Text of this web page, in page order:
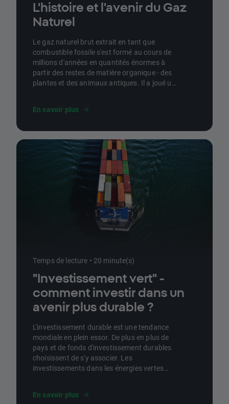
L'histoire et l'avenir du Gaz
Naturel
Le gaz naturel brut extrait en tant que
combustible fossile s'est formé au cours de
millions d'années en quantités énormes à
partir des restes de matière organique - des
plantes et des animaux antiques. Il a joué un
En savoir plus
Temps de lecture • 20 minute(s)
"Investissement vert" -
comment investir dans un
avenir plus durable ?
L'investissement durable est une tendance
mondiale en plein essor. De plus en plus de
pays et de fonds d'investissement durables
choisissent de s'y associer. Les
investissements dans les énergies vertes
cette tendance tout en en tirant des revenus.
En savoir plus